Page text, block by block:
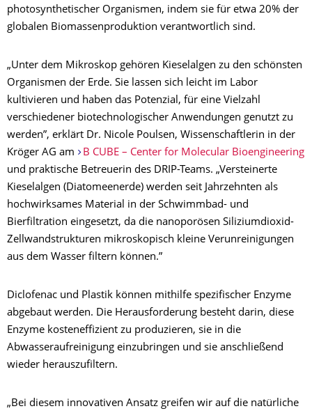
photosynthetischer Organismen, indem sie für etwa 20% der
globalen Biomassenproduktion verantwortlich sind.
„Unter dem Mikroskop gehören Kieselalgen zu den schönsten
Organismen der Erde. Sie lassen sich leicht im Labor
kultivieren und haben das Potenzial, für eine Vielzahl
verschiedener biotechnologischer Anwendungen genutzt zu
werden”, erklärt Dr. Nicole Poulsen, Wissenschaftlerin in der
Kröger AG am
B CUBE – Center for Molecular Bioengineering
und praktische Betreuerin des DRIP-Teams. „Versteinerte
Kieselalgen (Diatomeenerde) werden seit Jahrzehnten als
hochwirksames Material in der Schwimmbad- und
Bierfiltration eingesetzt, da die nanoporösen Siliziumdioxid-
Zellwandstrukturen mikroskopisch kleine Verunreinigungen
aus dem Wasser filtern können.”
Diclofenac und Plastik können mithilfe spezifischer Enzyme
abgebaut werden. Die Herausforderung besteht darin, diese
Enzyme kosteneffizient zu produzieren, sie in die
Abwasseraufreinigung einzubringen und sie anschließend
wieder herauszufiltern.
„Bei diesem innovativen Ansatz greifen wir auf die natürliche